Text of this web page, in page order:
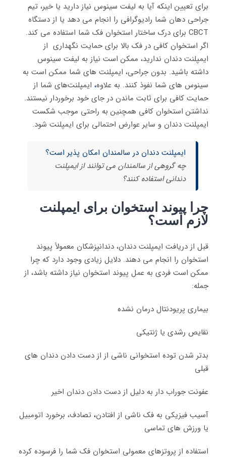
برای تعیین اینکه آیا به لیفت سینوس نیاز دارید یا خیر، تیم
جراحی دهان شما رادیوگرافی را انجام می دهد یا از دستگاه
CBCT برای درک ساختار استخوان فک شما استفاده می کند.
اگر استخوان کافی در فک بالا برای حمایت نگهداری از
ایمپلنت دندان ندارید، ممکن است نیاز به لیفت سینوس
داشته باشید. بدون جراحی، ایمپلنت های شما ممکن است به
سینوس های شما نفوذ کنند. به علاوه، ایمپلنت‌های شما از
حمایت کافی برای ثابت ماندن در جای خود برخوردار نیستند.
نداشتن استخوان کافی همچنین به راحتی موجب شکست
ایمپلنت دندان و سایر عوارض احتمالی برای ایمپلنت شود.
ایمپلنت دندان در سالمندان امکان پذیر است؟
چه گروهی از سالمندان می توانند از ایمپلنت
دندانی استفاده کنند؟
چرا پیوند استخوان برای ایمپلنت
لازم است؟
قبل از دریافت ایمپلنت دندان، دندانپزشکان معمولاً پیوند
استخوان را انجام می دهند. دلایل زیادی وجود دارد که چرا
ممکن است فردی به عمل پیوند استخوان نیاز داشته باشد، از
جمله:
بیماری پریودنتال درمان نشده
نقایص رشدی یا ژنتیکی
بدتر شدن توده استخوانی ناشی از از دست دادن دندان های
قبلی
عفونت جوراب دار به دلیل از دست دادن دندان اخیر
آسیب فیزیکی به فک ناشی از افتادن، تصادف، برخورد اتومبیل
یا ورزش های تماسی
استفاده از پروتزهای معمولی استخوان فک شما را فرسوده کرده